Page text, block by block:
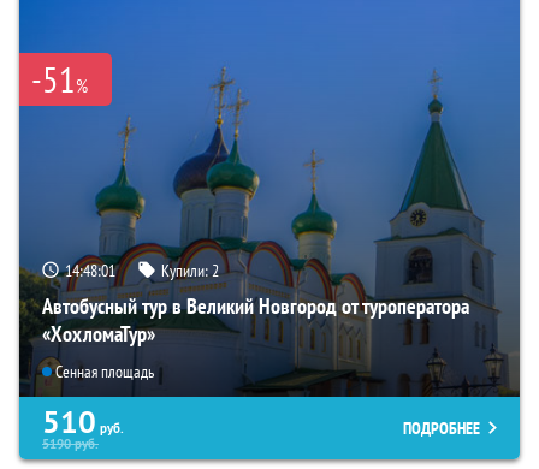
-51%
14:48:00 Купили:2
Автобусный тур в Великий Новгород от туроператора
«ХохломаТур»
Сенная площадь
510 руб.
5190руб.
ПОДРОБНЕЕ